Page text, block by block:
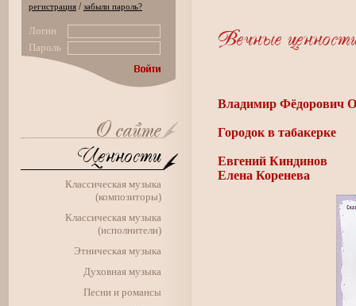
регистрация /забыли пароль?
Логин
Пароль
Классическая музыка
(композиторы)
Классическая музыка
(исполнители)
Этническая музыка
Духовная музыка
Песни и романсы
Владимир Фёдорович
Городок в табакерке
Евгений Киндинов
Елена Коренева